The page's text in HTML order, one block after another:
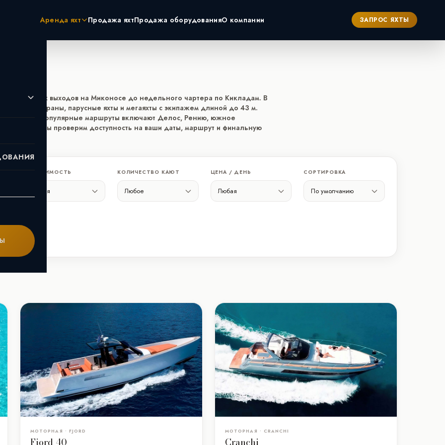
Аренда яхт
Турция
Дубай
Мальдивы
Санкт-Петербург
Сочи
Продажа яхтПродажа оборудованияО компании ЗАПРОС ЯХТЫ
от 4-часовых выходов на Миконосе до недельного чартера по Кикладам. В
катамараны, парусные яхты и мегаяхты с экипажем длиной до 43 м.
за день; популярные маршруты включают Делос, Рению, южное
Греции. Мы проверим доступность на ваши даты, маршрут и финальную
ВМЕСТИМОСТЬ КОЛИЧЕСТВО КАЮТ ЦЕНА / ДЕНЬ СОРТИРОВКА
МОТОРНАЯ • FJORD
Fjord 40
МОТОРНАЯ • CRANCHI
Cranchi